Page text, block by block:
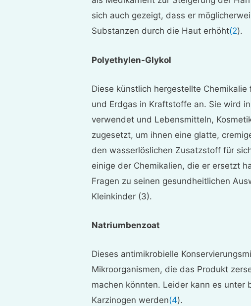
sich auch gezeigt, dass er
Substanzen durch die Haut erhöht(2).
Polyethylen-Glykol
Diese künstlich hergestellte
und Erdgas in Kraftstoffe an. Sie wird
verwendet und Lebensmitteln,
zugesetzt, um ihnen eine glatte,
den wasserlöslichen Zusatzstoff für
einige der Chemikalien, die er ersetzt
Fragen zu seinen gesundheitlichen
Kleinkinder (3).
Natriumbenzoat
Dieses antimikrobielle
Mikroorganismen, die das Produkt
machen könnten. Leider kann es unter
Karzinogen werden(4).